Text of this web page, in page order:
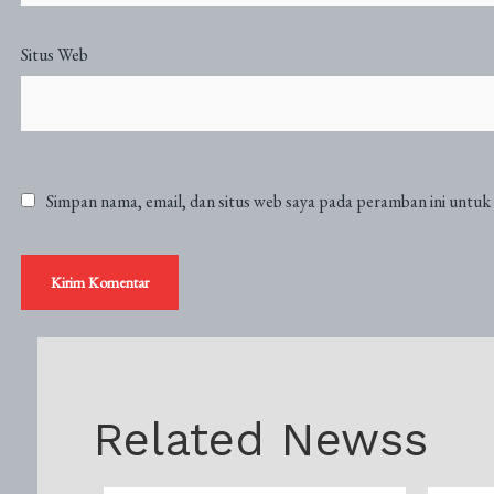
Situs Web
Simpan nama, email, dan situs web saya pada peramban ini
Related Newss